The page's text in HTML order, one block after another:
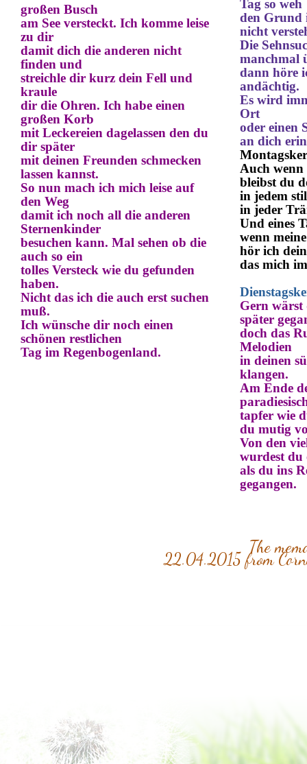
großen Busch
am See versteckt. Ich komme leise
zu dir
damit dich die anderen nicht
finden und
streichle dir kurz dein Fell und
kraule
dir die Ohren. Ich habe einen
großen Korb
mit Leckereien dagelassen den du
dir später
mit deinen Freunden schmecken
lassen kannst.
So nun mach ich mich leise auf
den Weg
damit ich noch all die anderen
Sternenkinder
besuchen kann. Mal sehen ob die
auch so ein
tolles Versteck wie du gefunden
haben.
Nicht das ich die auch erst suchen
muß.
Ich wünsche dir noch einen
schönen restlichen
Tag im Regenbogenland.
Tag so weh
den Grund
nicht
Die
manchmal
dann höre
andächtig.
Es wird
Ort
oder einen
an dich
Auch wenn
bleibst du
in jedem
in jeder
Und eines
wenn
hör ich
das mich
Gern wärst
später
doch das
Melodien
in deinen
klangen.
Am Ende
tapfer wie
du mutig
Von den
wurdest du
als du ins
gegangen.
The
22.04.2015 from